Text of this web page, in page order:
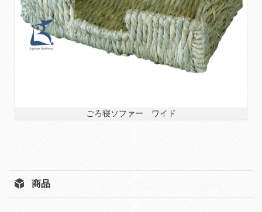
ごろ寝ソファー ワイド
商品